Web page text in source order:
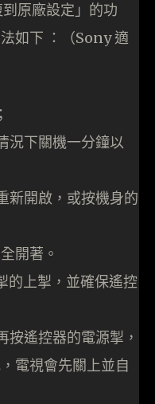
原廠設定」的功
如下 ：（Sony 適
況下關機一分鐘以
新開啟，或按機身的
開著。
的上掣，並確保遙控
按遙控器的電源掣，
電視會先關上並自